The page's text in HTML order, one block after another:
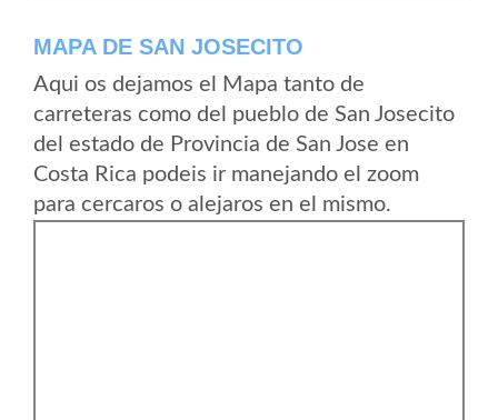
MAPA DE SAN JOSECITO
Aqui os dejamos el Mapa tanto de
carreteras como del pueblo de San Josecito
del estado de Provincia de San Jose en
Costa Rica podeis ir manejando el zoom
para cercaros o alejaros en el mismo.